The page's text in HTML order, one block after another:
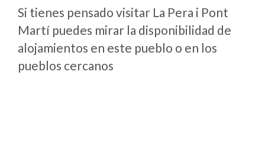
Si tienes pensado visitar La Pera i Pont
Martí puedes mirar la disponibilidad de
alojamientos en este pueblo o en los
pueblos cercanos